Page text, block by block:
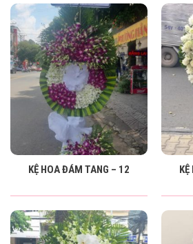
KỆ HOA ĐÁM TANG – 12